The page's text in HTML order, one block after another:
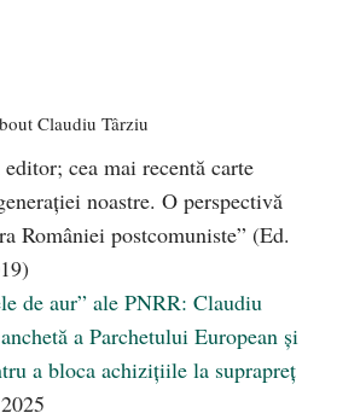
Claudiu Târziu
cea mai recentă carte
noastre. O perspectivă
României postcomuniste” (Ed.
de aur” ale PNRR: Claudiu
a Parchetului European și
a bloca achizițiile la suprapreț